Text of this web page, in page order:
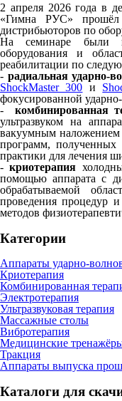
2 апреля 2026 года в
«Гимна РУС»
дистрибьюторов по
На семинаре были
оборудования и
реабилитации по
- радиальная ударно-
ShockMaster 300 и
фокусированной
-комбинированная
ультразвуком на
вакуумным наложением
программ, полученных
практики для лечения
-криотерапия
помощью аппарата с
обрабатываемой
проведения процедур
методов
Категории
Аппараты ударно-
Криотерапия
Комбинированная
Электротерапия
Ультразвуковая терапия
Массажные столы
Вибротерапия
Медицинские
Тракция
Аппараты выпуска
Каталоги для